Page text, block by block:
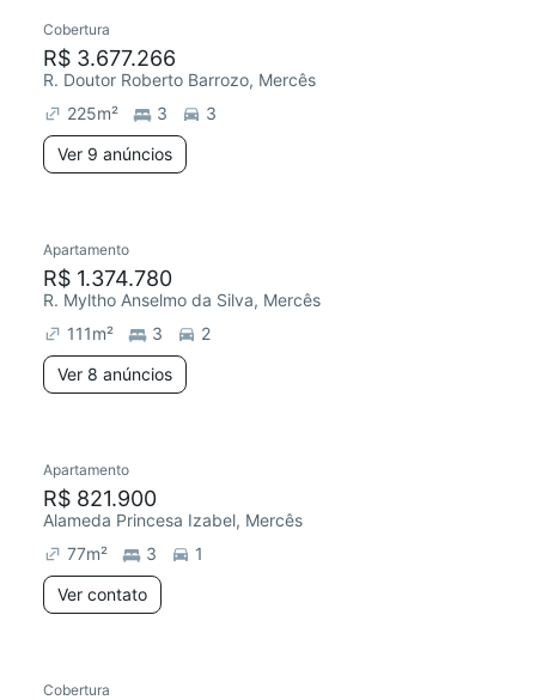
Cobertura
R$ 3.677.266
R. Doutor Roberto Barrozo, Mercês
225m² 3
3
Ver 9 anúncios
Apartamento
R$ 1.374.780
R. Myltho Anselmo da Silva, Mercês
111m² 3
2
Ver 8 anúncios
Apartamento
R$ 821.900
Alameda Princesa Izabel, Mercês
77m² 3
1
Ver contato
Cobertura